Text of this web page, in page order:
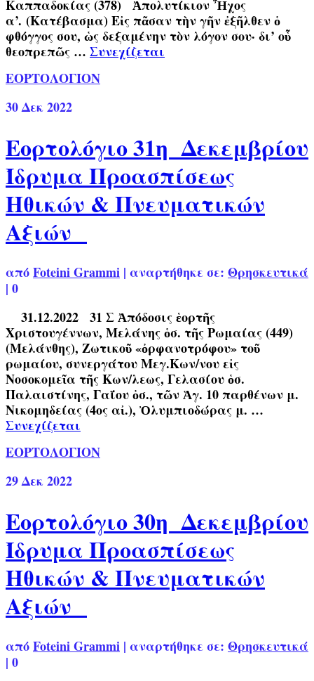
Καππαδοκίας (378) Ἀπολυτίκιον Ἦχος
α’. (Κατέβασμα) Εἰς πᾶσαν τὴν γῆν ἐξῆλθεν ὁ
φθόγγος σου, ὡς δεξαμένην τὸν λόγον σου· δι’ οὗ
θεοπρεπῶς … Συνεχίζεται
ΕΟΡΤΟΛΟΓΙΟΝ
30Δεκ 2022
Εορτολόγιο 31η Δεκεμβρίου
Ίδρυμα Προασπίσεως
Ηθικών & Πνευματικών
Αξιών
απόFoteini Grammi | αναρτήθηκε σε: Θρησκευτικά
| 0
31.12.2022 31 Σ Ἀπόδοσις ἑορτῆς
Χριστουγέννων, Μελάνης ὁσ. τῆς Ρωμαίας (449)
(Μελάνθης), Ζωτικοῦ «ὀρφανοτρόφου» τοῦ
ρωμαίου, συνεργάτου Μεγ.Κων/νου εἰς
Νοσοκομεῖα τῆς Κων/λεως, Γελασίου ὁσ.
Παλαιστίνης, Γαΐου ὁσ., τῶν Ἁγ. 10 παρθένων μ.
Νικομηδείας (4ος αἰ.), Ὀλυμπιοδώρας μ. …
Συνεχίζεται
ΕΟΡΤΟΛΟΓΙΟΝ
29Δεκ 2022
Εορτολόγιο 30η Δεκεμβρίου
Ίδρυμα Προασπίσεως
Ηθικών & Πνευματικών
Αξιών
απόFoteini Grammi | αναρτήθηκε σε: Θρησκευτικά
| 0